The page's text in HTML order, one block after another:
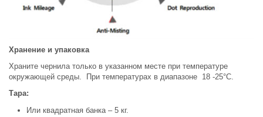
Хранение и упаковка
Храните чернила только в указанном месте при температуре
окружающей среды. При температурах в диапазоне 18 -25°С.
Тара:
Или квадратная банка – 5 кг.